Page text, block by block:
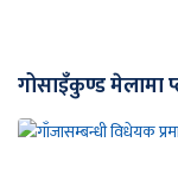
गोसाइँकुण्ड मेलामा